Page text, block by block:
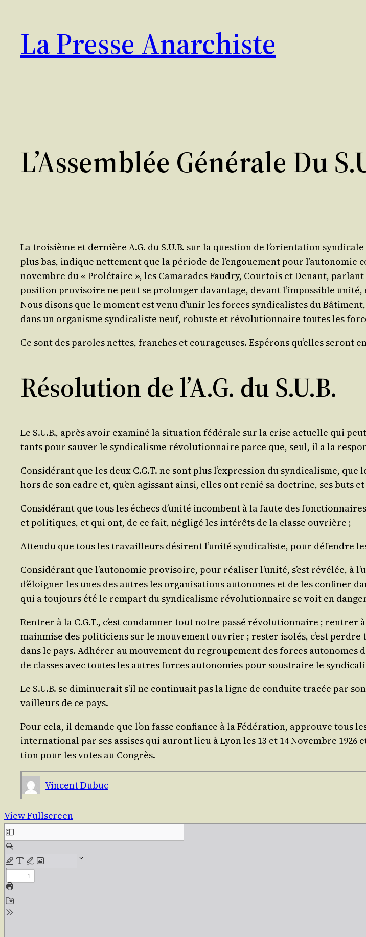
contenu
La Presse Anarchiste
L’Assemblée Générale Du
La troi­sième et der­nière A.G. du S.U.B. sur la ques­tion de l’o­rien­ta­tion
plus bas, indique net­te­ment que la période de l’en­goue­ment pour
novembre du « Pro­lé­taire », les Cama­rades Fau­dry, Cour­tois et Denant,
posi­tion pro­vi­soire ne peut se pro­lon­ger davan­tage, devant l’im­pos­sible uni­té,
Nous disons que le moment est venu d’u­nir les forces syn­di­ca­listes du
dans un orga­nisme syn­di­ca­liste neuf, robuste et révo­lu­tion­naire toutes les
Ce sont des paroles nettes, franches et cou­ra­geuses. Espé­rons qu’elles seront
Résolution de l’A.G. du S.U.B.
Le S.U.B., après avoir exa­mi­né la situa­tion fédé­rale sur la crise actuelle qui
tants pour sau­ver le syn­di­ca­lisme révo­lu­tion­naire parce que, seul, il a la
Consi­dé­rant que les deux C.G.T. ne sont plus l’ex­pres­sion du syn­di­ca­lisme,
hors de son cadre et, qu’en agis­sant ain­si, elles ont renié sa doc­trine, ses buts et
Consi­dé­rant que tous les échecs d’u­ni­té incombent à la faute des
et poli­tiques, et qui ont, de ce fait, négli­gé les inté­rêts de la classe ouvrière ;
Atten­du que tous les tra­vailleurs dési­rent l’u­ni­té syn­di­ca­liste, pour défendre
Consi­dé­rant que l’au­to­no­mie pro­vi­soire, pour réa­li­ser l’u­ni­té, s’est révé­lée, à
d’é­loi­gner les unes des autres les orga­ni­sa­tions auto­nomes et de les confi­ner
qui a tou­jours été le rem­part du syn­di­ca­lisme révo­lu­tion­naire se voit en
Ren­trer à la C.G.T., c’est condam­ner tout notre pas­sé révo­lu­tion­naire ; ren­trer à
main­mise des poli­ti­ciens sur le mou­ve­ment ouvrier ; res­ter iso­lés, c’est perdre
dans le pays. Adhé­rer au mou­ve­ment du regrou­pe­ment des forces
de classes avec toutes les autres forces auto­no­mies pour sous­traire le
Le S.U.B. se dimi­nue­rait s’il ne conti­nuait pas la ligne de conduite tra­cée par
vailleurs de ce pays.
Pour cela, il demande que l’on fasse confiance à la Fédé­ra­tion, approuve
inter­na­tio­nal par ses assises qui auront lieu à Lyon les 13 et 14 Novembre
tion pour les votes au Congrès.
Vincent Dubuc
View Fullscreen